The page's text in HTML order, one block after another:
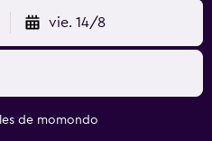
vie. 14/8
de momondo